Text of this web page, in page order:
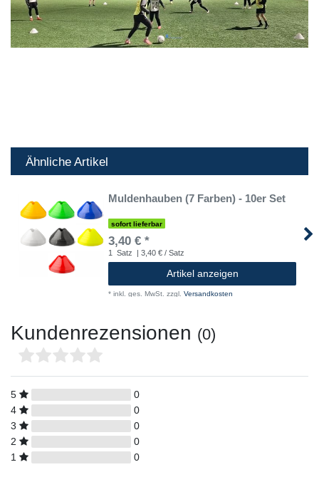
Ähnliche Artikel
Muldenhauben (7 Farben) - 10er Set
sofort lieferbar
3,40 € *
1 Satz | 3,40 € / Satz
Artikel anzeigen
* inkl. ges. MwSt. zzgl. Versandkosten
Kundenrezensionen (0)
5
0
4
0
3
0
2
0
1
0